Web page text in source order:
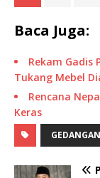
Baca Juga:
Rekam Gadis
Tukang Mebel
Rencana
Keras
GEDANGAN